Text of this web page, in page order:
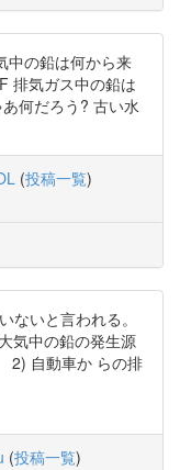
中の鉛は何から来
排気ガス中の鉛は
何だろう? 古い水
(投稿一覧)
ないと言われる。
気中の鉛の発生源
2) 自動車か らの排
(投稿一覧)